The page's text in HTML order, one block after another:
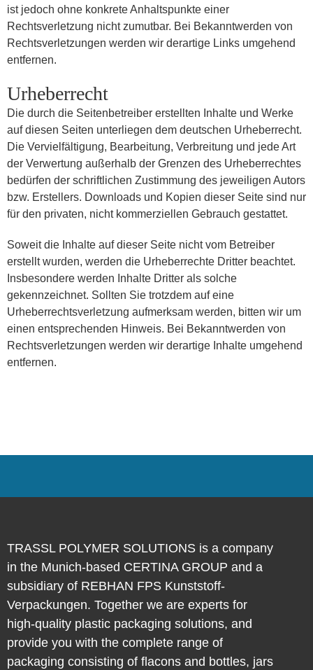
ist jedoch ohne konkrete Anhaltspunkte einer
Rechtsverletzung nicht zumutbar. Bei Bekanntwerden von
Rechtsverletzungen werden wir derartige Links umgehend
entfernen.
Urheberrecht
Die durch die Seitenbetreiber erstellten Inhalte und Werke
auf diesen Seiten unterliegen dem deutschen Urheberrecht.
Die Vervielfältigung, Bearbeitung, Verbreitung und jede Art
der Verwertung außerhalb der Grenzen des Urheberrechtes
bedürfen der schriftlichen Zustimmung des jeweiligen Autors
bzw. Erstellers. Downloads und Kopien dieser Seite sind nur
für den privaten, nicht kommerziellen Gebrauch gestattet.
Soweit die Inhalte auf dieser Seite nicht vom Betreiber
erstellt wurden, werden die Urheberrechte Dritter beachtet.
Insbesondere werden Inhalte Dritter als solche
gekennzeichnet. Sollten Sie trotzdem auf eine
Urheberrechtsverletzung aufmerksam werden, bitten wir um
einen entsprechenden Hinweis. Bei Bekanntwerden von
Rechtsverletzungen werden wir derartige Inhalte umgehend
entfernen.
TRASSL POLYMER SOLUTIONS is a company
in the Munich-based CERTINA GROUP and a
subsidiary of REBHAN FPS Kunststoff-
Verpackungen. Together we are experts for
high-quality plastic packaging solutions, and
provide you with the complete range of
packaging consisting of flacons and bottles, jars